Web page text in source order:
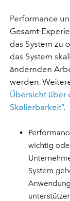
Performance
Gesamt-
das System zu
das System
ändernden
werden.
Übersicht über
Skalierbarkeit”.
wichtig
System